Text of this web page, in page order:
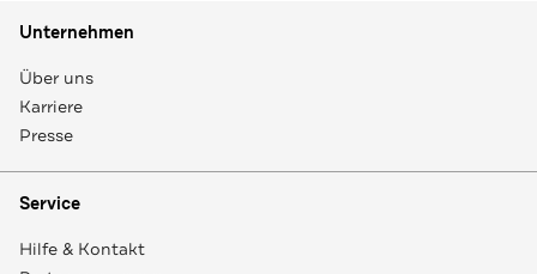
Unternehmen
Über uns
Karriere
Presse
Service
Hilfe & Kontakt